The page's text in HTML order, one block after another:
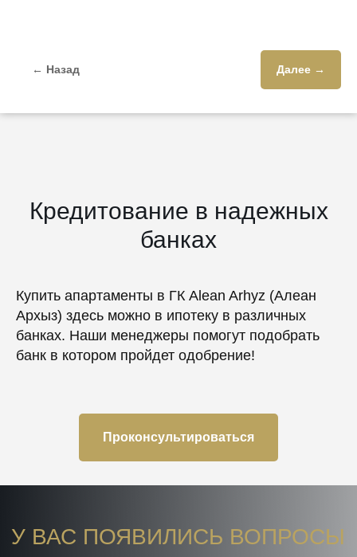
← Назад Далее →
Кредитование в надежных
банках
Купить апартаменты в ГК Alean Arhyz (Алеан
Архыз) здесь можно в ипотеку в различных
банках. Наши менеджеры помогут подобрать
банк в котором пройдет одобрение!
Проконсультироваться
У ВАС ПОЯВИЛИСЬ ВОПРОСЫ